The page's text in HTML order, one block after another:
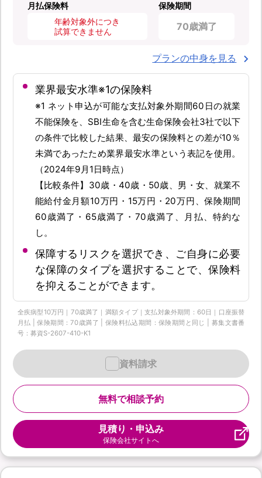
月払保険料
年齢対象外につき
試算できません
保険期間
70歳満了
プランの中身を見る
業界最安水準※1の保険料
※1 ネット申込が可能な支払対象外期間60日の就業
不能保険を、SBI生命を含む生命保険会社3社で以下
の条件で比較した結果、最安の保険料との差が10％
未満であったため業界最安水準という表記を使用。
（2024年9月1日時点）
【比較条件】30歳・40歳・50歳、男・女、就業不
能給付金月額10万円・15万円・20万円、保険期間
60歳満了・65歳満了・70歳満了、月払、特約な
し。
保障するリスクを選択でき、ご自身に必要
な保障のタイプを選択することで、保険料
を抑えることができます。
全疾病型10万円｜70歳満了｜満額タイプ｜支払対象外期間：60日｜口座振替
月払 | 保険期間：70歳満了 | 保険料払込期間：保険期間と同じ | 募集文書番
号：募資S-2607-410-K1
無料で相談予約
資料請求
見積り・申込み
保険会社サイトへ